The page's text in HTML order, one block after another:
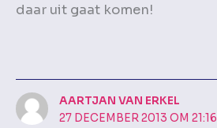
daar uit gaat komen!
AARTJAN VAN ERKEL
27 DECEMBER 2013 OM 21:16